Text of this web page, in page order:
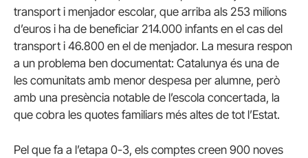
transport i menjador escolar, que arriba als 253 milions
d’euros i ha de beneficiar 214.000 infants en el cas del
transport i 46.800 en el de menjador. La mesura respon
a un problema ben documentat: Catalunya és una de
les comunitats amb menor despesa per alumne, però
amb una presència notable de l’escola concertada, la
que cobra les quotes familiars més altes de tot l’Estat.
Pel que fa a l’etapa 0-3, els comptes creen 900 noves